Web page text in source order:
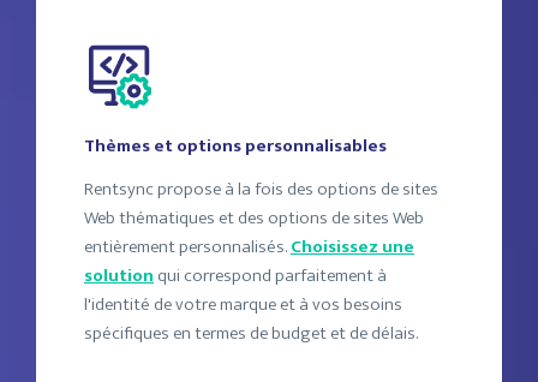
Thèmes et options personnalisables
Rentsync propose à la fois des options de sites
Web thématiques et des options de sites Web
entièrement personnalisés.Choisissez une
solutionqui correspond parfaitement à
l'identité de votre marque et à vos besoins
spécifiques en termes de budget et de délais.